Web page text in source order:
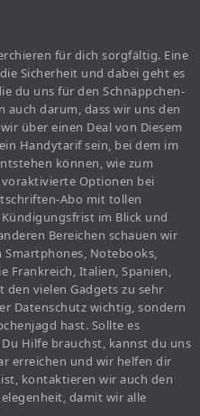
für dich sorgfältig. Eine
Sicherheit und dabei geht es
du uns für den Schnäppchen-
auch darum, dass wir uns den
über einen Deal von Diesem
Handytarif sein, bei dem im
können, wie zum
Optionen bei
Abo mit tollen
im Blick und
Bereichen schauen wir
Smartphones, Notebooks,
Frankreich, Italien, Spanien,
den vielen Gadgets zu sehr
Datenschutz wichtig, sondern
hast. Sollte es
Hilfe brauchst, kannst du uns
erreichen und wir helfen dir
kontaktieren wir auch den
damit wir alle